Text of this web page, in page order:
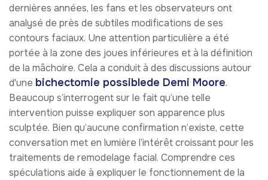
dernières années, les fans et les observateurs ont
analysé de près de subtiles modifications de ses
contours faciaux. Une attention particulière a été
portée à la zone des joues inférieures et à la définition
de la mâchoire. Cela a conduit à des discussions autour
d'une bichectomie possiblede Demi Moore.
Beaucoup s’interrogent sur le fait qu’une telle
intervention puisse expliquer son apparence plus
sculptée. Bien qu’aucune confirmation n’existe, cette
conversation met en lumière l’intérêt croissant pour les
traitements de remodelage facial. Comprendre ces
spéculations aide à expliquer le fonctionnement de la